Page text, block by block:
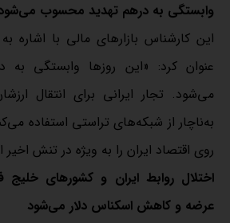
وابستگی به درهم تهدید محسوب
این کارشناس بازارهای مالی با اشاره
عنوان کرد: «این روزها وابستگی
می‌شود. تجار ایرانی برای انتقال
به‌ناچار از شبکه‌های تراستی استفاده
روی اقتصاد ایران را به ویژه در تنش
اختلال روابط ایران و کشورهای
عرضه و کاهش اسکناس دلار می‌شود